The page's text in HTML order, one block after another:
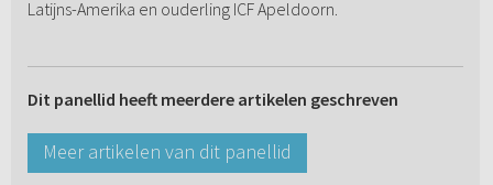
Latijns-Amerika en ouderling ICF Apeldoorn.
Dit panellid heeft meerdere artikelen geschreven
Meer artikelen van dit panellid